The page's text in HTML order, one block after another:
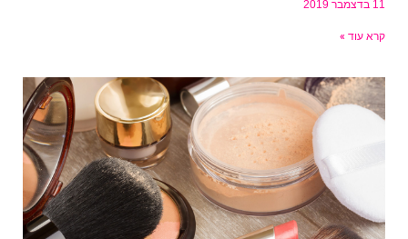
עוד »